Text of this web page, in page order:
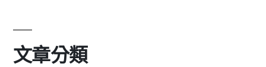
文章分類